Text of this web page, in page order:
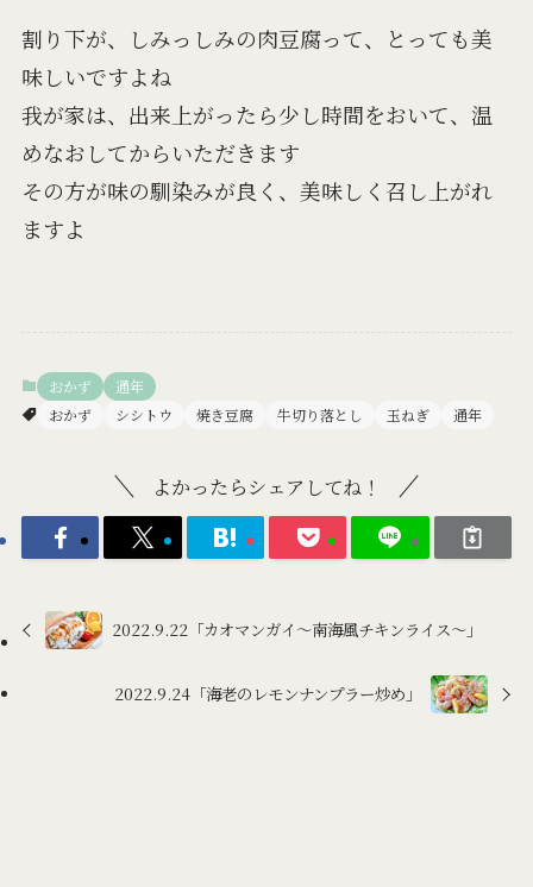
割り下が、しみっしみの肉豆腐って、とっても美
味しいですよね
我が家は、出来上がったら少し時間をおいて、温
めなおしてからいただきます
その方が味の馴染みが良く、美味しく召し上がれ
ますよ
おかず
通年
おかず
シシトウ 焼き豆腐 牛切り落とし 玉ねぎ 通年
よかったらシェアしてね！
2022.9.22「カオマンガイ～南海風チキンライス～」
2022.9.24「海老のレモンナンプラー炒め」